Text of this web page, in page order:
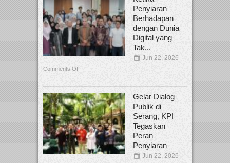
Penyiaran
Berhadapan
dengan Dunia
Digital yang
Tak...
Jun 22, 2026
Comments Off
Gelar Dialog
Publik di
Serang, KPI
Tegaskan
Peran
Penyiaran
Jun 22, 2026